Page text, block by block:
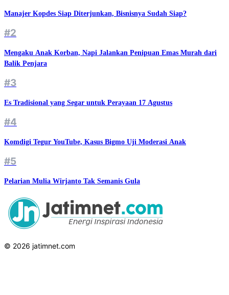
Manajer Kopdes Siap Diterjunkan, Bisnisnya Sudah Siap?
#2
Mengaku Anak Korban, Napi Jalankan Penipuan Emas Murah dari
Balik Penjara
#3
Es Tradisional yang Segar untuk Perayaan 17 Agustus
#4
Komdigi Tegur YouTube, Kasus Bigmo Uji Moderasi Anak
#5
Pelarian Mulia Wirjanto Tak Semanis Gula
© 2026 jatimnet.com